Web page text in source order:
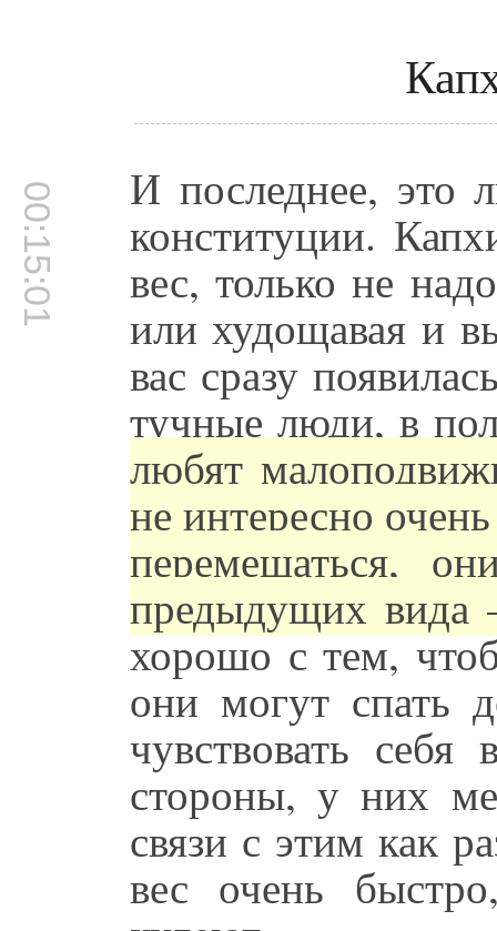
00:15:01 И последнее, это
конституции.
вес, только не
или худощавая и
вас сразу
тучные люди, в
любят
не интересно
перемещаться,
предыдущих вида
хорошо с тем,
они могут спать
чувствовать
стороны, у них
связи с этим как
вес очень